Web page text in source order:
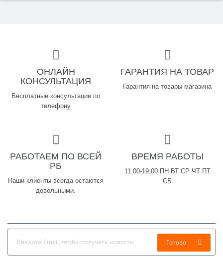
ОНЛАЙН
КОНСУЛЬТАЦИЯ
Бесплатные консультации по
телефону
ГАРАНТИЯ НА ТОВАР
Гарантия на товары магазина
РАБОТАЕМ ПО ВСЕЙ
РБ
Наши клиенты всегда остаются
довольными.
ВРЕМЯ РАБОТЫ
11:00-19:00 ПН ВТ СР ЧТ ПТ
СБ
Готово